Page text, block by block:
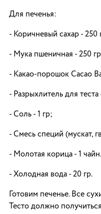
Для печенья:
- Коричневый сахар - 250
- Мука пшеничная - 250
- Какао-порошок Cacao
- Разрыхлитель для теста
- Соль - 1 гр;
- Смесь специй (мускат,
- Молотая корица - 1
- Холодная вода - 20 гр.
Готовим печенье. Все
Тесто должно